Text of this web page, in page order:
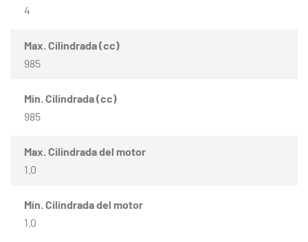
4
Max. Cilindrada (cc)
985
Mín. Cilindrada (cc)
985
Max. Cilindrada del motor
1.0
Mín. Cilindrada del motor
1.0